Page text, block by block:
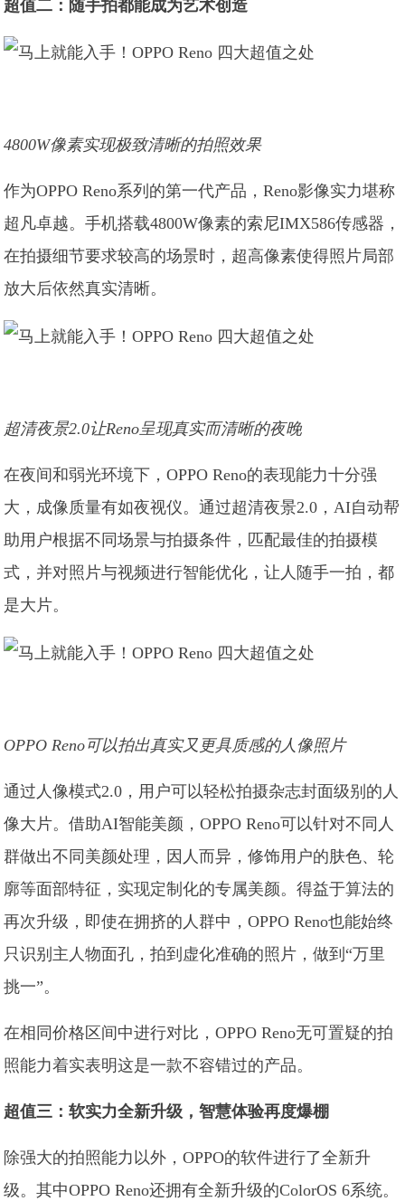
超值二：随手拍都能成为艺术创造
4800W像素实现极致清晰的拍照效果
作为OPPO Reno系列的第一代产品，Reno影像实力堪称
超凡卓越。手机搭载4800W像素的索尼IMX586传感器，
在拍摄细节要求较高的场景时，超高像素使得照片局部
放大后依然真实清晰。
超清夜景2.0让Reno呈现真实而清晰的夜晚
在夜间和弱光环境下，OPPO Reno的表现能力十分强
大，成像质量有如夜视仪。通过超清夜景2.0，AI自动帮
助用户根据不同场景与拍摄条件，匹配最佳的拍摄模
式，并对照片与视频进行智能优化，让人随手一拍，都
是大片。
OPPO Reno可以拍出真实又更具质感的人像照片
通过人像模式2.0，用户可以轻松拍摄杂志封面级别的人
像大片。借助AI智能美颜，OPPO Reno可以针对不同人
群做出不同美颜处理，因人而异，修饰用户的肤色、轮
廓等面部特征，实现定制化的专属美颜。得益于算法的
再次升级，即使在拥挤的人群中，OPPO Reno也能始终
只识别主人物面孔，拍到虚化准确的照片，做到“万里
挑一”。
在相同价格区间中进行对比，OPPO Reno无可置疑的拍
照能力着实表明这是一款不容错过的产品。
超值三：软实力全新升级，智慧体验再度爆棚
除强大的拍照能力以外，OPPO的软件进行了全新升
级。其中OPPO Reno还拥有全新升级的ColorOS 6系统。